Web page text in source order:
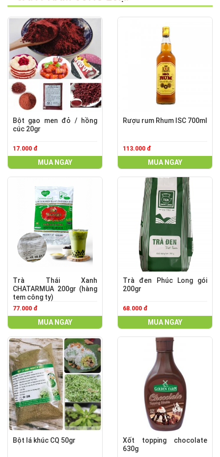
Bột gạo men đỏ / hồng
cúc 20gr
17.000 đ
MUA NGAY
Rượu rum Rhum ISC 700ml
113.000 đ
MUA NGAY
Trà Thái Xanh
CHATARMUA 200gr (hàng
tem công ty)
77.000 đ
MUA NGAY
Trà đen Phúc Long gói
200gr
68.000 đ
MUA NGAY
Bột lá khúc CQ 50gr
Xốt topping chocolate
630g